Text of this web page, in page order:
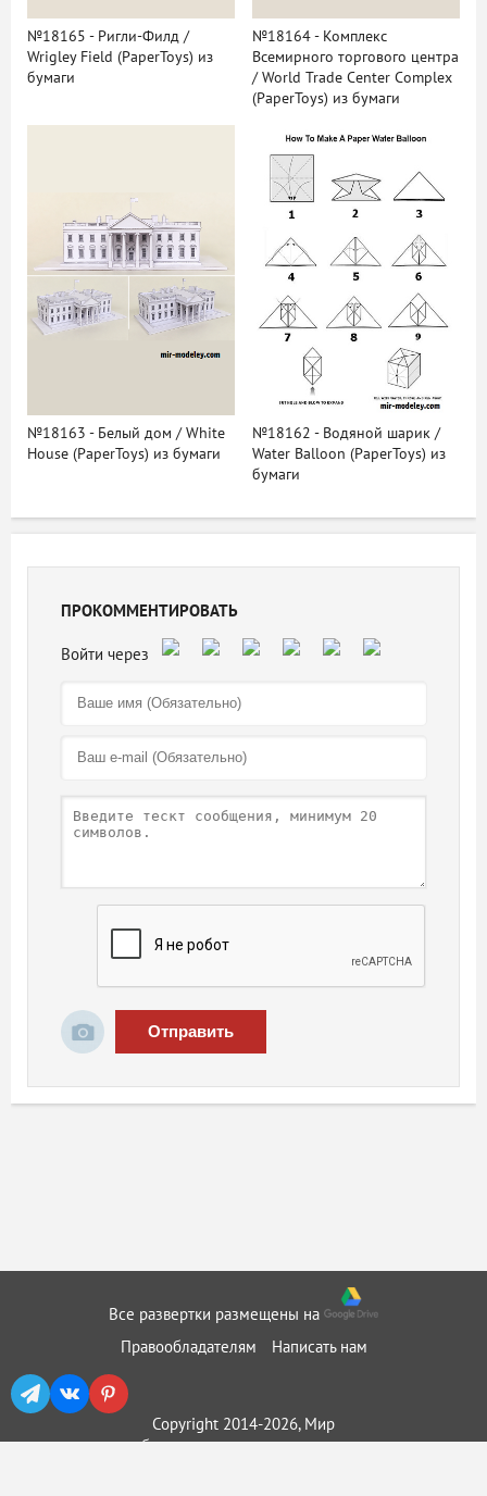
№18165 - Ригли-Филд /
Wrigley Field (PaperToys) из
бумаги
№18164 - Комплекс
Всемирного торгового центра
/ World Trade Center Complex
(PaperToys) из бумаги
№18163 - Белый дом / White
House (PaperToys) из бумаги
№18162 - Водяной шарик /
Water Balloon (PaperToys) из
бумаги
ПРОКОММЕНТИРОВАТЬ
Отправить
Все развертки размещены на
Правообладателям
Написать нам
Copyright 2014-2026, Мир
бумажного моделирования ::